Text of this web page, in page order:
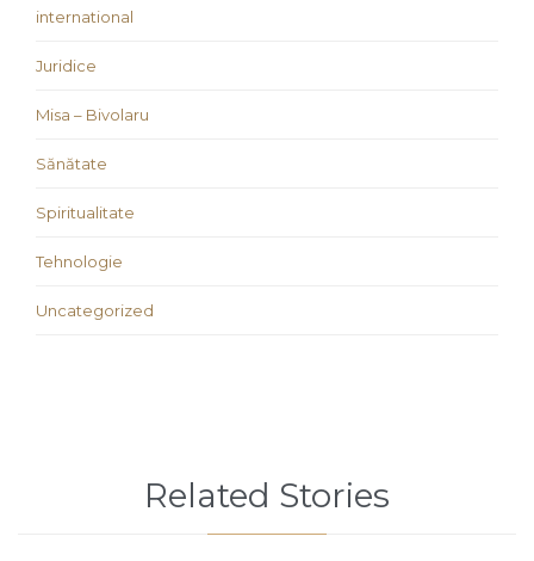
international
Juridice
Misa – Bivolaru
Sănătate
Spiritualitate
Tehnologie
Uncategorized
Related Stories